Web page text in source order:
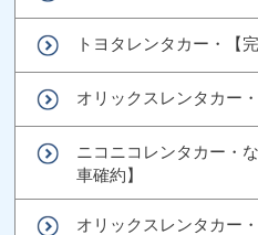
トヨタレンタカー・【
オリックスレンタカー
ニコニコレンタカー・
車確約】
オリックスレンタカー